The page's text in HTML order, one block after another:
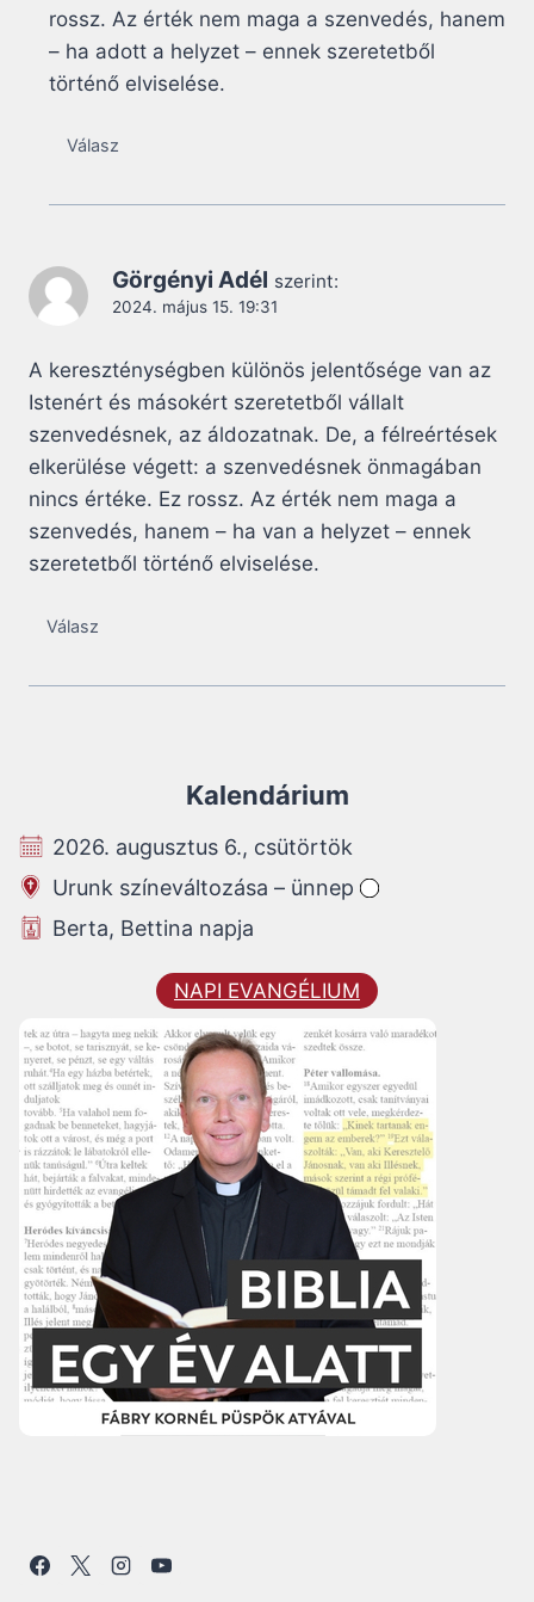
rossz. Az érték nem maga a szenvedés, hanem
– ha adott a helyzet – ennek szeretetből
történő elviselése.
Válasz
Görgényi Adél szerint:
2024. május 15. 19:31
A kereszténységben különös jelentősége van az
Istenért és másokért szeretetből vállalt
szenvedésnek, az áldozatnak. De, a félreértések
elkerülése végett: a szenvedésnek önmagában
nincs értéke. Ez rossz. Az érték nem maga a
szenvedés, hanem – ha van a helyzet – ennek
szeretetből történő elviselése.
Válasz
Kalendárium
2026. augusztus 6., csütörtök
Urunk színeváltozása – ünnep
Berta, Bettina napja
NAPI EVANGÉLIUM